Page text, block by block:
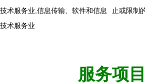
技术服务业,信息传输、软件和信息
技术服务业
止或限制
服务项目